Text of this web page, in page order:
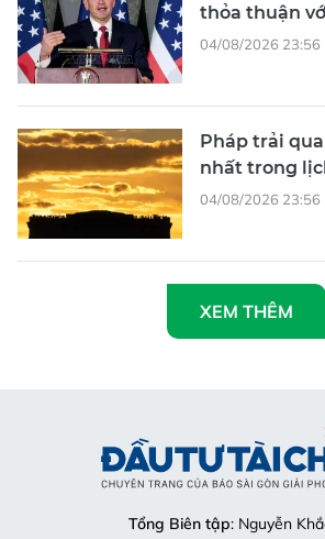
thỏa thuận
04/08/2026 23:56
Pháp trải
nhất trong
04/08/2026 23:56
XEM THÊM
Tổng Biên tập: Nguyễn